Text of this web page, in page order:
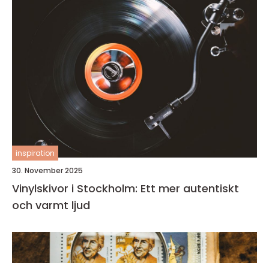
inspiration
30. November 2025
Vinylskivor i Stockholm: Ett mer autentiskt
och varmt ljud